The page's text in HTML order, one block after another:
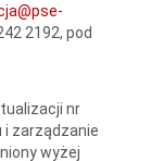
2192, pod
nr
i zarządzanie
wyżej